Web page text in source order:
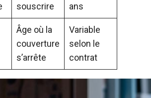
souscrire
ans
Âge où la
couverture
s’arrête
Variable
selon le
contrat